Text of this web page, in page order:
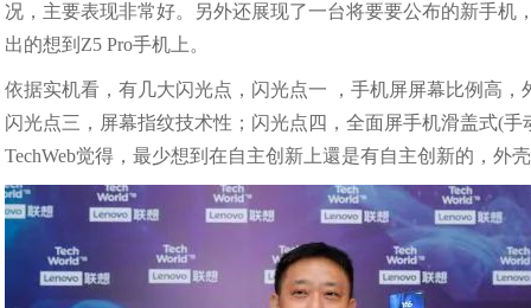
况，主要表现非常好。另外还展现了一台将要要公布的新手
出的想到Z5 Pro手机上。
依据实机看，有几大闪光点，闪光点一 ，手机屏屏幕比例高
闪光点三，屏幕指纹技术性；闪光点四，全面屏手机滑盖式(
TechWeb觉得，最少想到在自主创新上還是有自主创新的，外